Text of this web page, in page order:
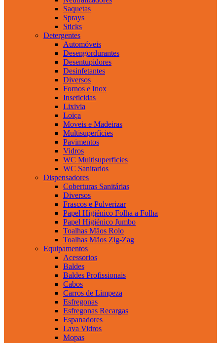
Saquetas
Sprays
Sticks
Detergentes
Automóveis
Desengordurantes
Desentupidores
Desinfetantes
Diversos
Fornos e Inox
Inseticidas
Lixivia
Loiça
Moveis e Madeiras
Multisuperficies
Pavimentos
Vidros
WC Multisuperficies
WC Sanitarios
Dispensadores
Coberturas Sanitárias
Diversos
Frascos e Pulverizar
Papel Higiénico Folha a Folha
Papel Higiénico Jumbo
Toalhas Mãos Rolo
Toalhas Mãos Zig-Zag
Equipamentos
Acessorios
Baldes
Baldes Profissionais
Cabos
Carros de Limpeza
Esfregonas
Esfregonas Recargas
Espanadores
Lava Vidros
Mopas